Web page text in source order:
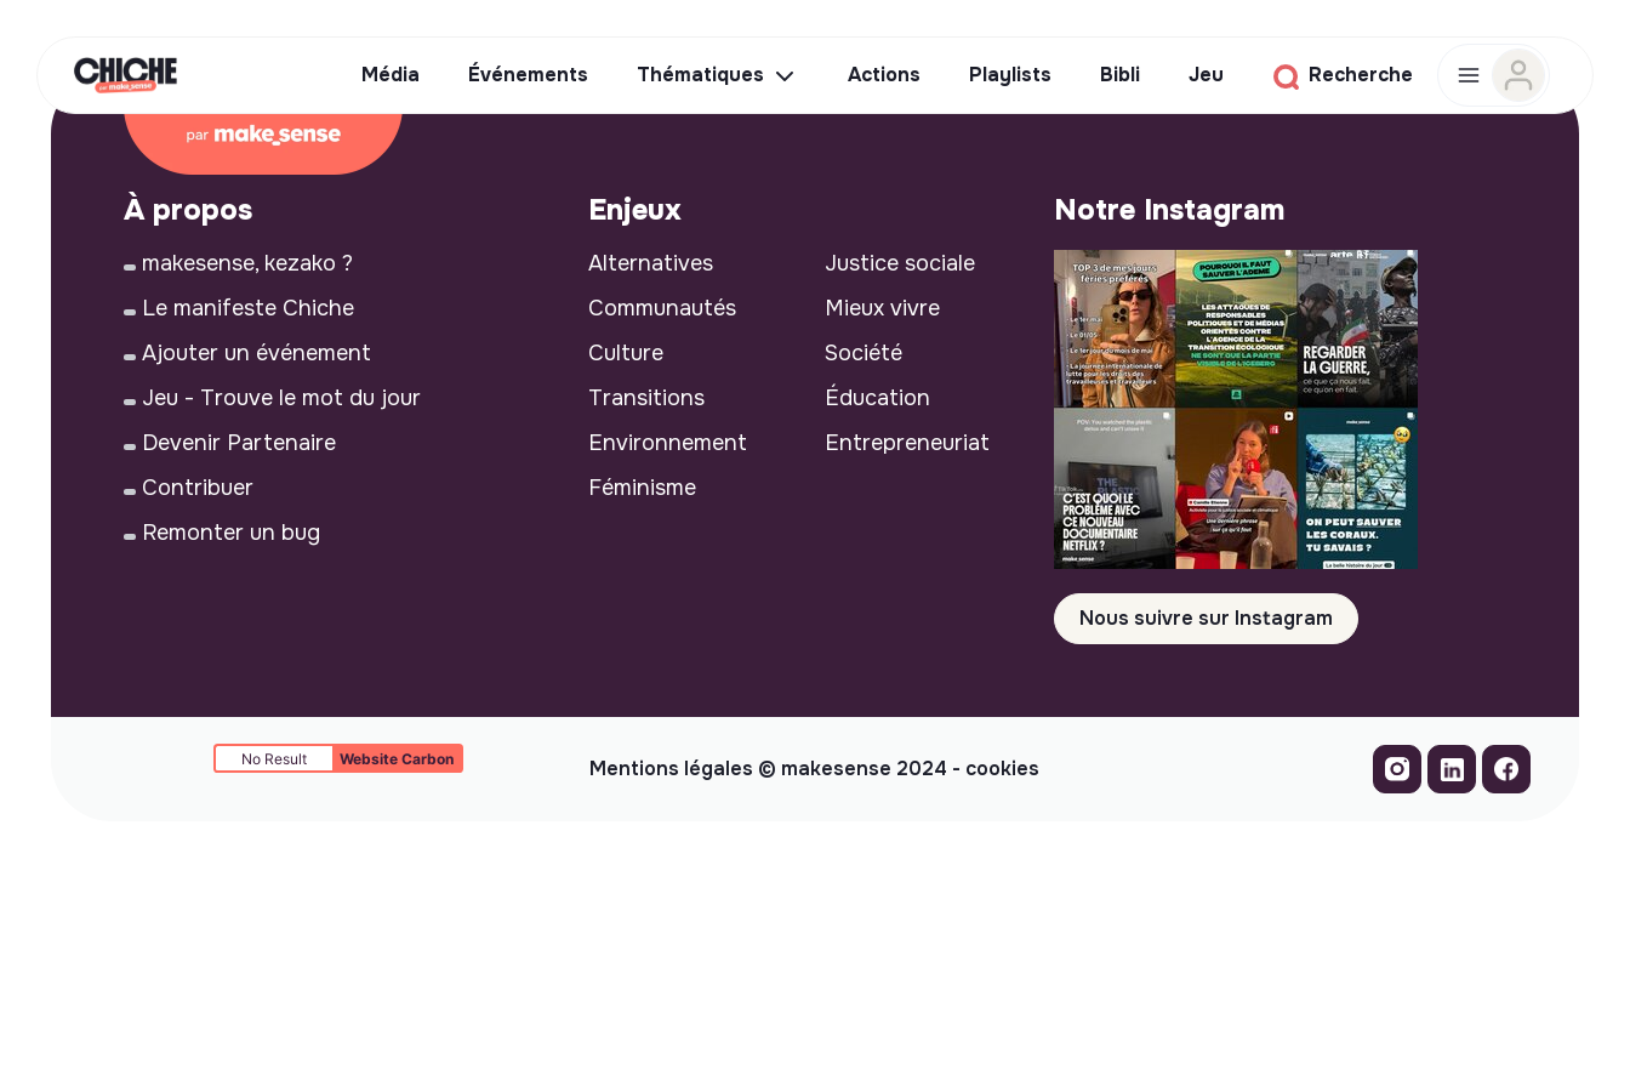
Média Événements Thématiques Actions Playlists Bibli Jeu Recherche
À propos
makesense, kezako ?
Le manifeste Chiche
Ajouter un événement
Jeu - Trouve le mot du jour
Devenir Partenaire
Contribuer
Remonter un bug
Enjeux
Alternatives
Communautés
Culture
Transitions
Environnement
Féminisme
Justice sociale
Mieux vivre
Société
Éducation
Entrepreneuriat
Notre Instagram
Nous suivre sur Instagram
No Result Website Carbon Mentions légales © makesense 2024 - cookies